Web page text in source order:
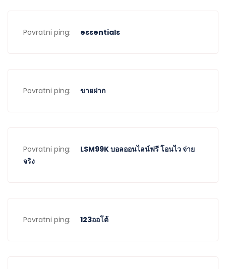
Povratni ping: essentials
Povratni ping: ขายฝาก
Povratni ping:
LSM99K บอลออนไลน์ฟรี โอนไว จ่าย
จริง
Povratni ping: 123ออโต้